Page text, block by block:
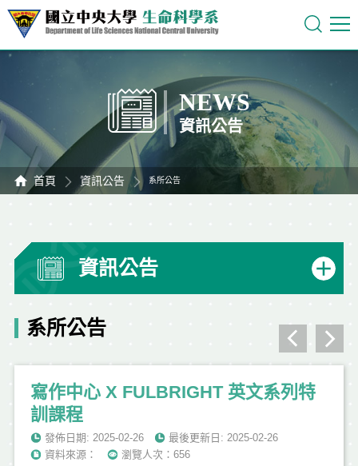
NEWS
資訊公告
首頁 資訊公告 系所公告
資訊公告
系所公告
寫作中心 X FULBRIGHT 英文系列特
訓課程
發佈日期: 2025-02-26
最後更新日: 2025-02-26
資料來源：
瀏覽人次：656